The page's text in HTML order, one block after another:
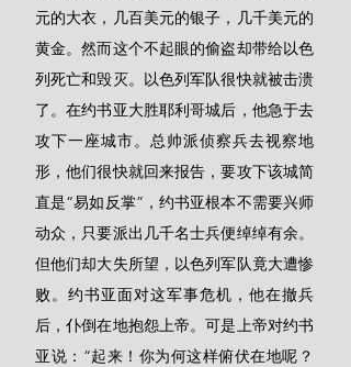
元的大衣，几百美元的银子，几千美元的
黄金。然而这个不起眼的偷盗却带给以色
列死亡和毁灭。以色列军队很快就被击溃
了。在约书亚大胜耶利哥城后，他急于去
攻下一座城市。总帅派侦察兵去视察地
形，他们很快就回来报告，要攻下该城简
直是“易如反掌”，约书亚根本不需要兴师
动众，只要派出几千名士兵便绰绰有余。
但他们却大失所望，以色列军队竟大遭惨
败。约书亚面对这军事危机，他在撤兵
后，仆倒在地抱怨上帝。可是上帝对约书
亚说：“起来！你为何这样俯伏在地呢？